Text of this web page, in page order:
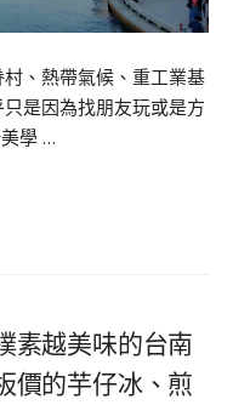
、熱帶氣候、重工業基
是因為找朋友玩或是方
學 …
素越美味的台南
價的芋仔冰、煎